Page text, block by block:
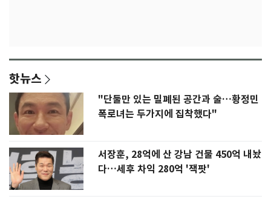
핫뉴스
"단둘만 있는 밀폐된 공간과 술…황정민
폭로녀는 두가지에 집착했다"
서장훈, 28억에 산 강남 건물 450억 내놨
다…세후 차익 280억 '잭팟'